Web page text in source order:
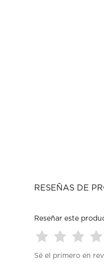
RESEÑAS DE
Reseñar este
para parapara
Sé el primero en